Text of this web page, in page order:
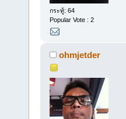
กระทู้: 64
Popular Vote : 2
ohmjetder